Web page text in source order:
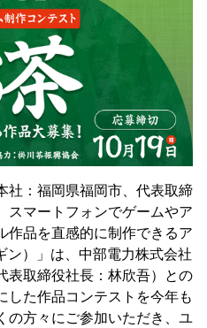
社：福岡県福岡市、代表取締
スマートフォンでゲームやア
作品を直感的に制作できるア
ン）」は、中部電力株式会社
表取締役社長：林欣吾）との
した作品コンテストを今年も
の方々にご参加いただき、ユ